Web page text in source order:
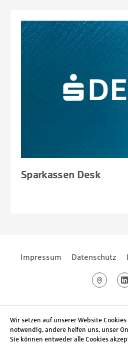
Sparkassen Desk
Footernavigation
Impressum Datenschutz
Google
Wir setzen auf unserer Website
notwendig, andere helfen uns, unser
Sie können entweder alle Cookies